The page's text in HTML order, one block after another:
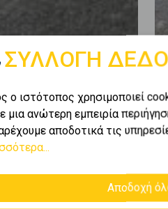
ΣΥΛΛΟΓΗ
ο ιστότοπος χρησιμοποιεί
μια ανώτερη εμπειρία
αποδοτικά τις
Αποδοχή